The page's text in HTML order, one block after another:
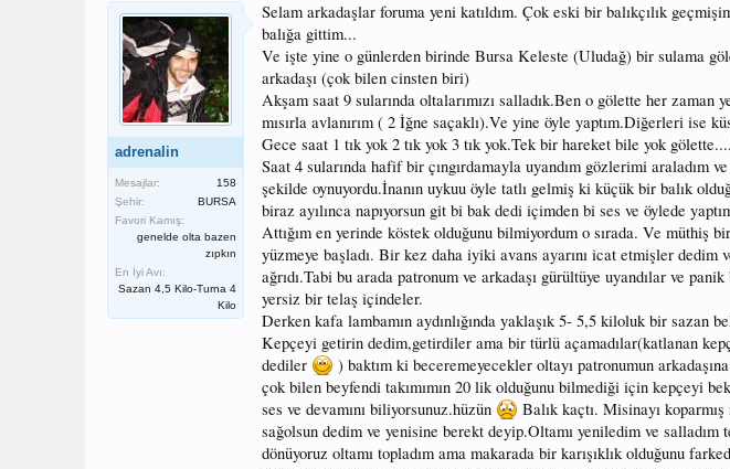
adrenalin
Mesajlar:
158
Şehir:
BURSA
Favori Kamış:
genelde olta bazen
zıpkın
En İyi Avı:
Sazan 4,5 Kilo-Turna 4
Kilo
Selam arkadaşlar foruma yeni katıldım. Çok eski bir balıkçılık
balığa gittim...
Ve işte yine o günlerden birinde Bursa Keleste (Uludağ) bir sulama
arkadaşı (çok bilen cinsten biri)
Akşam saat 9 sularında oltalarımızı salladık.Ben o gölette her
mısırla avlanırım ( 2 İğne saçaklı).Ve yine öyle yaptım.Diğerleri ise
Gece saat 1 tık yok 2 tık yok 3 tık yok.Tek bir hareket bile yok
Saat 4 sularında hafif bir çıngırdamayla uyandım gözlerimi araladım
şekilde oynuyordu.İnanın uykuu öyle tatlı gelmiş ki küçük bir balık
biraz ayılınca napıyorsun git bi bak dedi içimden bi ses ve öylede
Attığım en yerinde köstek olduğunu bilmiyordum o sırada. Ve müthiş
yüzmeye başladı. Bir kez daha iyiki avans ayarını icat etmişler dedim
ağrıdı.Tabi bu arada patronum ve arkadaşı gürültüye uyandılar ve
yersiz bir telaş içindeler.
Derken kafa lambamın aydınlığında yaklaşık 5- 5,5 kiloluk bir sazan
Kepçeyi getirin dedim,getirdiler ama bir türlü açamadılar(katlanan
dediler
) baktım ki beceremeyecekler oltayı patronumun
çok bilen beyfendi takımımın 20 lik olduğunu bilmediği için kepçeyi
ses ve devamını biliyorsunuz.hüzün
Balık kaçtı. Misinayı
sağolsun dedim ve yenisine berekt deyip.Oltamı yeniledim ve
dönüyoruz oltamı topladım ama makarada bir karışıklık olduğunu